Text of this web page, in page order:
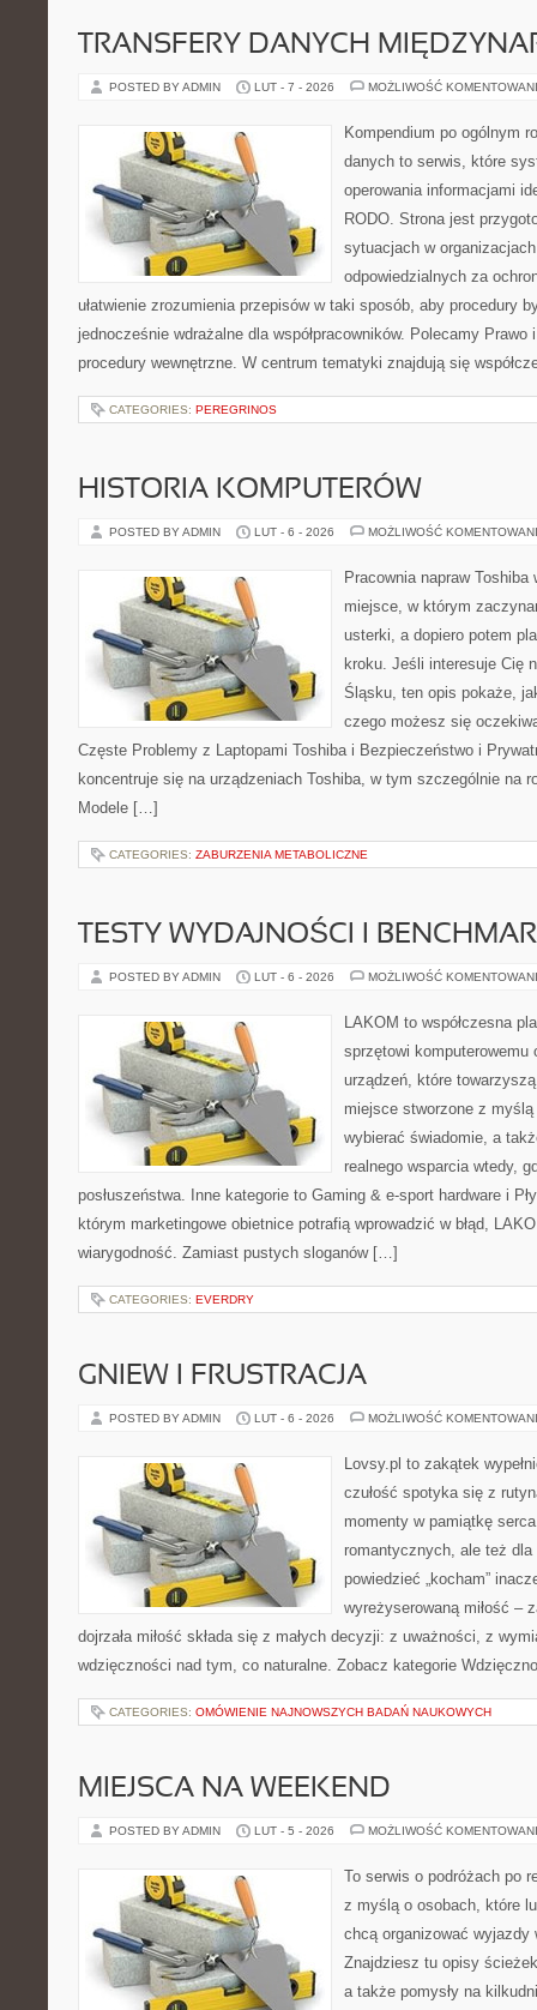
TRANSFERY DANYCH
POSTED BY ADMIN LUT - 7 - 2026 MOŻLIWOŚĆ
Kompendium po ogólnym
danych to serwis, które
operowania informacjami
RODO. Strona jest
sytuacjach w
odpowiedzialnych za
ułatwienie zrozumienia przepisów w taki sposób, aby procedury
jednocześnie wdrażalne dla współpracowników. Polecamy
procedury wewnętrzne. W centrum tematyki znajdują się
CATEGORIES: PEREGRINOS
HISTORIA KOMPUTERÓW
POSTED BY ADMIN LUT - 6 - 2026 MOŻLIWOŚĆ
Pracownia napraw
miejsce, w którym
usterki, a dopiero potem
kroku. Jeśli interesuje Cię
Śląsku, ten opis pokaże,
czego możesz się
Częste Problemy z Laptopami Toshiba i Bezpieczeństwo i
koncentruje się na urządzeniach Toshiba, w tym szczególnie na
Modele […]
CATEGORIES: ZABURZENIA METABOLICZNE
TESTY WYDAJNOŚCI I
POSTED BY ADMIN LUT - 6 - 2026 MOŻLIWOŚĆ
LAKOM to współczesna
sprzętowi komputerowemu
urządzeń, które
miejsce stworzone z
wybierać świadomie, a
realnego wsparcia wtedy,
posłuszeństwa. Inne kategorie to Gaming & e-sport hardware i
którym marketingowe obietnice potrafią wprowadzić w błąd,
wiarygodność. Zamiast pustych sloganów […]
CATEGORIES: EVERDRY
GNIEW I FRUSTRACJA
POSTED BY ADMIN LUT - 6 - 2026 MOŻLIWOŚĆ
Lovsy.pl to zakątek
czułość spotyka się z
momenty w pamiątkę
romantycznych, ale też
powiedzieć „kocham”
wyreżyserowaną miłość –
dojrzała miłość składa się z małych decyzji: z uważności, z
wdzięczności nad tym, co naturalne. Zobacz kategorie
CATEGORIES: OMÓWIENIE NAJNOWSZYCH BADAŃ NAUKOWYCH
MIEJSCA NA WEEKEND
POSTED BY ADMIN LUT - 5 - 2026 MOŻLIWOŚĆ
To serwis o podróżach po
z myślą o osobach, które
chcą organizować wyjazdy
Znajdziesz tu opisy
a także pomysły na